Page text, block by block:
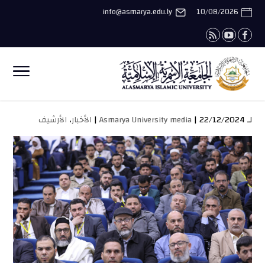
10/08/2026
info@asmarya.edu.ly
لـ Asmarya University media | 22/12/2024 | الأخبار، الأرشيف